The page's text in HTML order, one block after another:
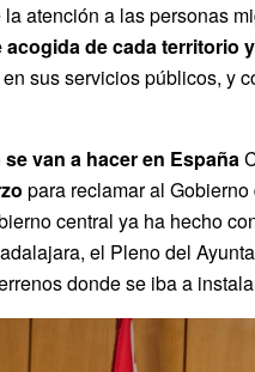
atención a las personas
de cada territorio
sus servicios públicos,
van a hacer en España
para reclamar al
central ya ha hecho
el Pleno del
donde se iba a